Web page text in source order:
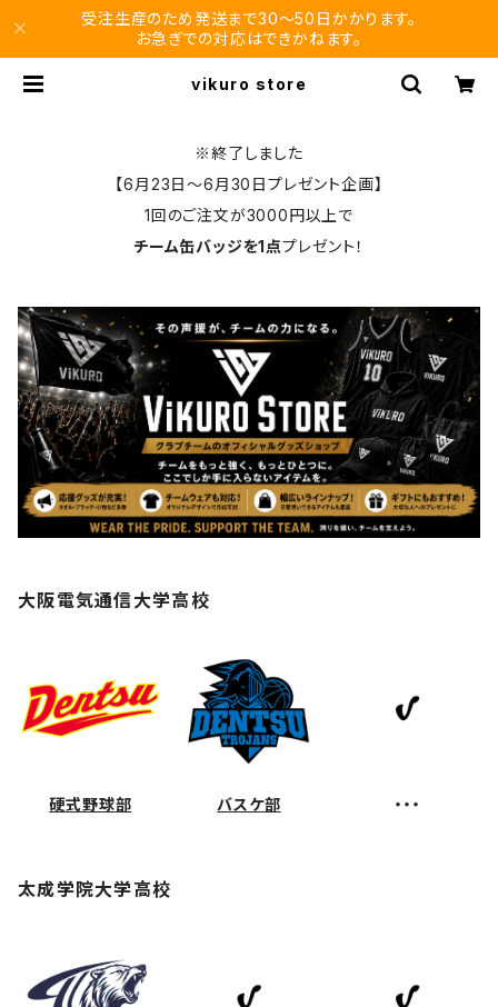
受注生産のため発送まで30〜50日かかります。
お急ぎでの対応はできかねます。
vikuro store
※終了しました
【6月23日〜6月30日プレゼント企画】
1回のご注文が3000円以上で
チーム缶バッジを1点プレゼント！
大阪電気通信大学高校
硬式野球部 バスケ部 ・・・
太成学院大学高校